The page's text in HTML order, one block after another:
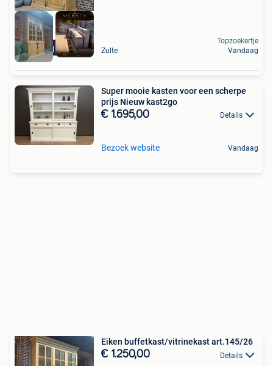
Levering mogelijk Zulte
Topzoekertje
Vandaag
Super mooie kasten voor een scherpe
prijs Nieuw kast2go
€ 1.695,00 Details
Bezoek website Vandaag
Eiken buffetkast/vitrinekast art.145/26
€ 1.250,00 Details